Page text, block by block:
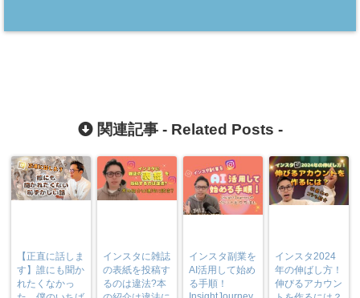
関連記事 - Related Posts -
【正直に話しま
す】誰にも聞か
れたくなかっ
インスタに雑誌
の表紙を投稿す
るのは違法?本
インスタ副業を
AI活用して始め
る手順！
インスタ2024
年の伸ばし方！
伸びるアカウン